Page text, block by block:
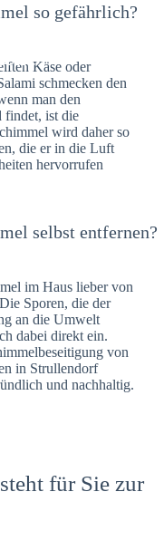
–
so gefährlich?
Käse oder
schmecken den
man den
findet, ist die
wird daher so
die er in die Luft
hervorrufen
selbst entfernen?
im Haus lieber von
Sporen, die der
an die Umwelt
dabei direkt ein.
von
in Strullendorf
und nachhaltig.
für Sie zur